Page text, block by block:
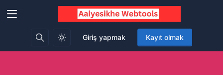
Giriş yapmak Kayıt olmak